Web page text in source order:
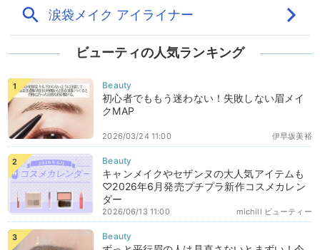
ビューティの人気ランキング
初心者でももう迷わない！失敗しない眉メイ
クMAP
伊早坂美裕
2026/03/24 11:00
キャンメイクやセザンヌの大人気アイテムも
♡2026年6月発売プチプラ新作コスメカレン
ダー
michill ビューティー
2026/06/13 11:00